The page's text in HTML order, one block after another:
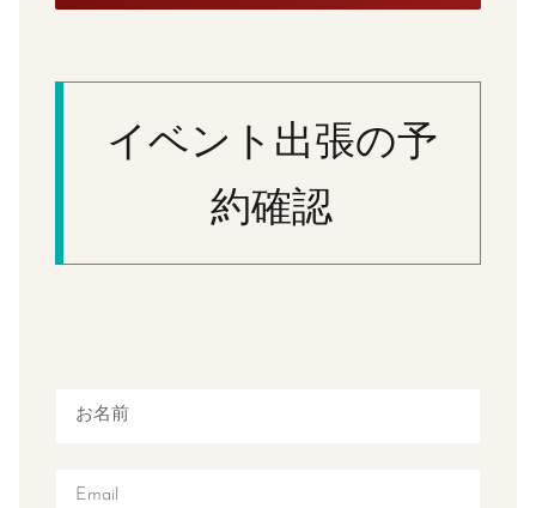
イベント出張の予
約確認